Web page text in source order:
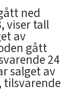
ned
viser tall
av
gått
24
salget av
tilsvarende